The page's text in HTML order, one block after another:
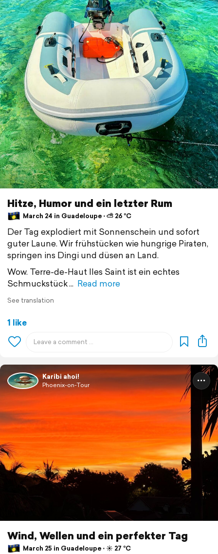
Hitze, Humor und ein letzter Rum
March 24 in Guadeloupe ⋅ ⛅ 26 °C
Der Tag explodiert mit Sonnenschein und sofort
guter Laune. Wir frühstücken wie hungrige Piraten,
springen ins Dingi und düsen an Land.
Wow. Terre-de-Haut Iles Saint ist ein echtes
Schmuckstück
Read more
See translation
1 like
Karibi ahoi!
Phoenix-on-Tour
Wind, Wellen und ein perfekter Tag
March 25 in Guadeloupe ⋅ ☀️ 27 °C